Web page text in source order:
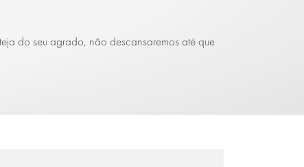
do seu agrado, não descansaremos até que